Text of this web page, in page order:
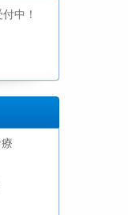
中！